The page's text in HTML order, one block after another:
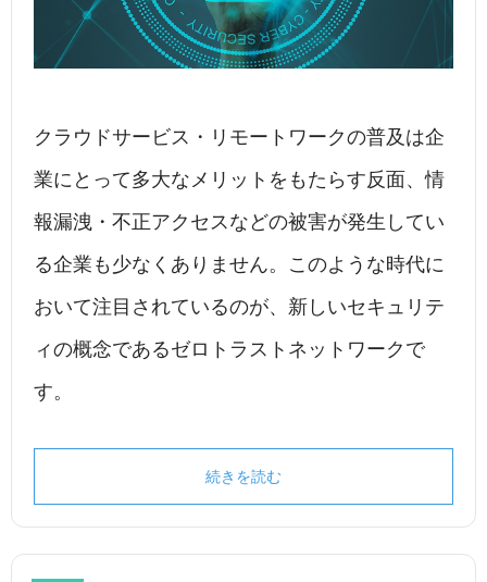
クラウドサービス・リモートワークの普及は企
業にとって多大なメリットをもたらす反面、情
報漏洩・不正アクセスなどの被害が発生してい
る企業も少なくありません。このような時代に
おいて注目されているのが、新しいセキュリテ
ィの概念であるゼロトラストネットワークで
す。
続きを読む